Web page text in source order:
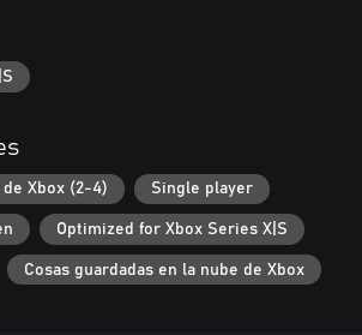
Xbox (2-4) Single player
Optimized for Xbox Series X|S
Cosas guardadas en la nube de Xbox